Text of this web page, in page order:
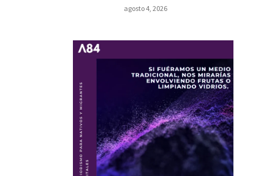
agosto 4, 2026